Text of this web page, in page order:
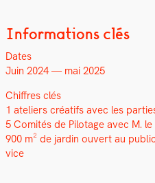
Informations clés
Dates
Juin 2024 — mai 2025
Chiffres clés
1 ate­liers créat­ifs avec les
5 Comités de Pilotage avec M. le
900 m² de jardin ouvert au
vice